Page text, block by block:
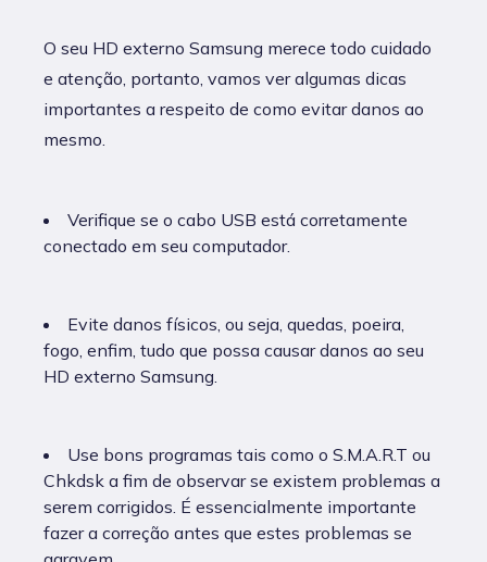
O seu HD externo Samsung merece todo cuidado
e atenção, portanto, vamos ver algumas dicas
importantes a respeito de como evitar danos ao
mesmo.
Verifique se o cabo USB está corretamente
conectado em seu computador.
Evite danos físicos, ou seja, quedas, poeira,
fogo, enfim, tudo que possa causar danos ao seu
HD externo Samsung.
Use bons programas tais como o S.M.A.R.T ou
Chkdsk a fim de observar se existem problemas a
serem corrigidos. É essencialmente importante
fazer a correção antes que estes problemas se